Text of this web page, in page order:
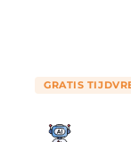
GRATIS